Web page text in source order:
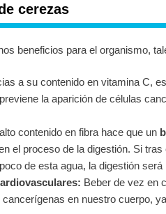
cerezas
beneficios para el organismo,
a su contenido en vitamina C,
la aparición de células
contenido en fibra hace que un
el proceso de la digestión. Si
de esta agua, la digestión será
Beber de vez en
en nuestro cuerpo,